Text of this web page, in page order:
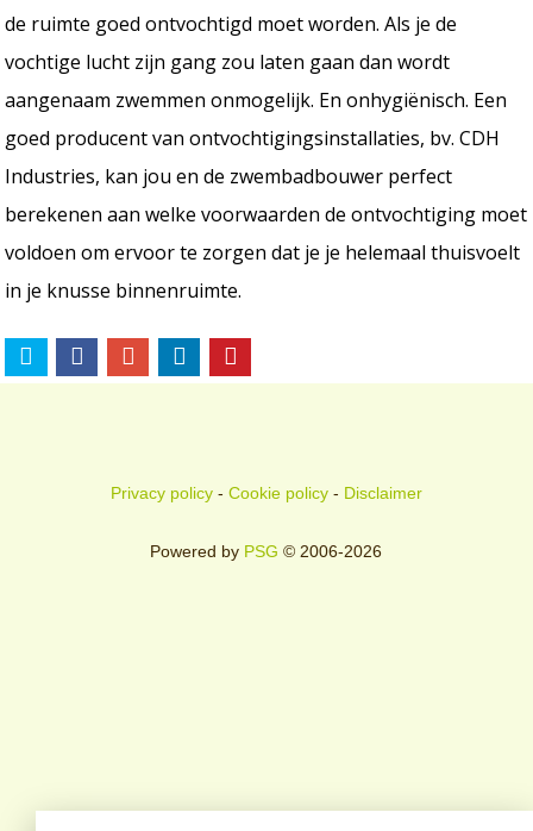
de ruimte goed ontvochtigd moet worden. Als je de
vochtige lucht zijn gang zou laten gaan dan wordt
aangenaam zwemmen onmogelijk. En onhygiënisch. Een
goed producent van ontvochtigingsinstallaties, bv. CDH
Industries, kan jou en de zwembadbouwer perfect
berekenen aan welke voorwaarden de ontvochtiging moet
voldoen om ervoor te zorgen dat je je helemaal thuisvoelt
in je knusse binnenruimte.
Privacy policy- Cookie policy- Disclaimer
Powered by PSG © 2006-2026